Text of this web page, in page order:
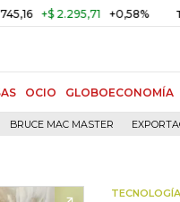
+$ 2.295,71 +0,58% TASA
OCIO GLOBOECONOMÍA
BRUCE MAC MASTER
TECNOLOGÍA